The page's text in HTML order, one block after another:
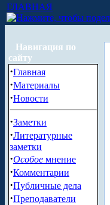
ГЛАВНАЯ
Навигация по
сайту
·Главная
·Материалы
·Новости
·Заметки
·Литературные
заметки
·Особое мнение
·Комментарии
·Публичные дела
·Преподаватели